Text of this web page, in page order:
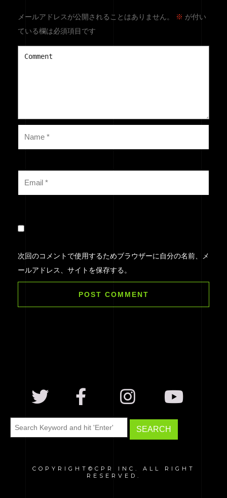
メールアドレスが公開されることはありません。 ※ が付い
ている欄は必須項目です
次回のコメントで使用するためブラウザーに自分の名前、メ
ールアドレス、サイトを保存する。
COPYRIGHT©CPR INC. ALL RIGHT
RESERVED.